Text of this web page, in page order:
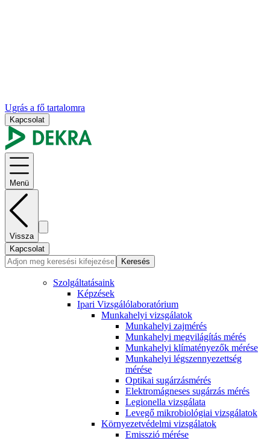
Ugrás a fő tartalomra
Kapcsolat
Menü
Vissza
Kapcsolat
Keresés
Szolgáltatásaink
Képzések
Ipari Vizsgálólaboratórium
Munkahelyi vizsgálatok
Munkahelyi zajmérés
Munkahelyi megvilágítás mérés
Munkahelyi klímatényezők mérése
Munkahelyi légszennyezettség
mérése
Optikai sugárzásmérés
Elektromágneses sugárzás mérés
Legionella vizsgálata
Levegő mikrobiológiai vizsgálatok
Környezetvédelmi vizsgálatok
Emisszió mérése